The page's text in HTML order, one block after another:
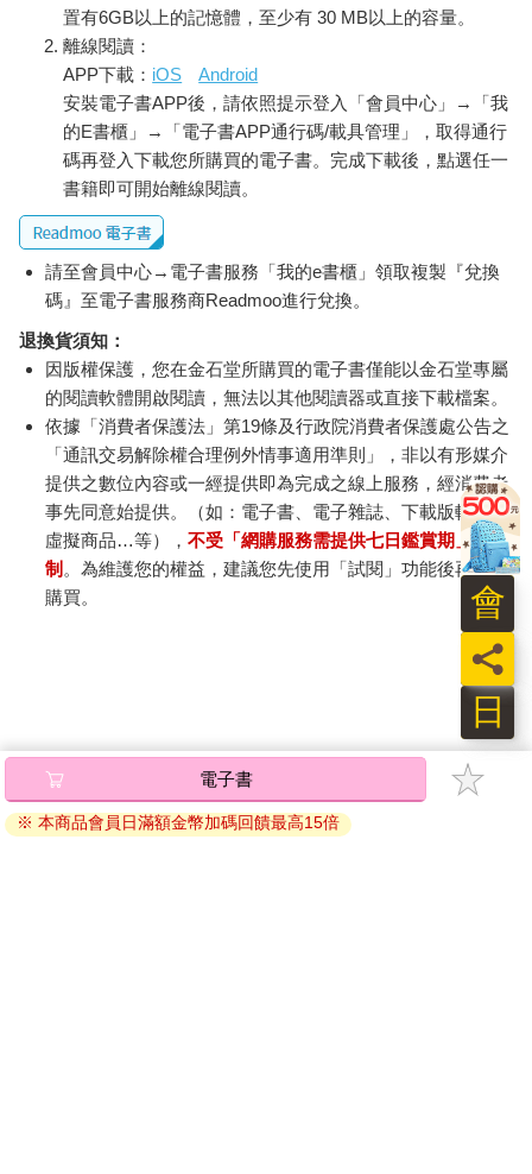
一定是為了金牌、名聲、財富等原因參賽。他們真正的動機，是
想看看自己能發揮多大的潛力。」
讓人產生力量的觀點著重的是體驗，而非目標。目標可能是贏得
金牌或達到某個銷售數字，但焦點應該放在當下的體驗，以及能
如何學習和成長（並在未來擁有更多這樣的體驗）。那些表現卓
越頂尖、生活過得平衡充實的人樂於接受挑戰，而且希望這些挑
戰是有意義的，結果只是回饋的禮物。 最優秀的競爭者不會只想
著打敗對手，而是想與世人分享他們對這項運動無條件的愛。他
們不是為了看看自己能從中得到什麼而參賽，而是為了看看自己
能在過程中分享什麼，以及能成為怎樣的人。他們在這樣做的時
候感到最有活力。
競爭的目的，是為了提升自己人生的卓越層次，並透過學習和成
長，提升他人的卓越層次。 如果你最高的目標只是有形的成功
（獲勝），那麼過程中的壓力就不再是獎勵，而是沉重的負擔。
當你迫切想得到某個自己無法控制的事物時，隨之而來的常是恐
懼和焦慮。這就是為什麼專注於結果或分數，反而成為取得佳績
的最大障礙之一。
當你不執著於結果，就更容易想像各種可能性，看見自己實現夢
想的畫面。在內在卓越的理念中，我們不談分數或結果，因為這
兩項永遠屬於過去和未來，不在我們可以完全控制的範圍內。
我們不執著於結果，而是全心放在自己能掌控的要素，例如犧牲
當你的人生超越了暫時和表面的事物（如輸贏），並有了明確的
使命，你的視角就會從起伏不定的短期利益（如分數），轉向追
求掌控和實踐使命。這樣的結果，一切都改變了，你不再是「必
須」贏得這場比賽、讓老闆刮目相看，或達成業績目標。競爭從
「不得不」變成「有幸能」，這是一種能讓你更充滿力量的追
求。如果你想成就大事，記住這一點：所有偉大的成功，都是先
在你的內心創造出來的。高手之所以偉大，不在於本事有多強，
置有6GB以上的記憶體，至少有 30 MB以上的容量。
離線閱讀：
APP下載： iOS
Android
安裝電子書APP後，請依照提示登入「會員中心」→「我
的E書櫃」→「電子書APP通行碼/載具管理」，取得通行
碼再登入下載您所購買的電子書。完成下載後，點選任一
書籍即可開始離線閱讀。
請至會員中心→電子書服務「我的e書櫃」領取複製『兌換
碼』至電子書服務商Readmoo進行兌換。
退換貨須知：
因版權保護，您在金石堂所購買的電子書僅能以金石堂專屬
的閱讀軟體開啟閱讀，無法以其他閱讀器或直接下載檔案。
依據「消費者保護法」第19條及行政院消費者保護處公告之
「通訊交易解除權合理例外情事適用準則」，非以有形媒介
提供之數位內容或一經提供即為完成之線上服務，經消費者
事先同意始提供。（如：電子書、電子雜誌、下載版軟體、
虛擬商品…等），不受「網購服務需提供七日鑑賞期」的限
制 。為維護您的權益，建議您先使用「試閱」功能後再付款
購買。
電子書
※ 本商品會員日滿額金幣加碼回饋最高15倍
日
員
會